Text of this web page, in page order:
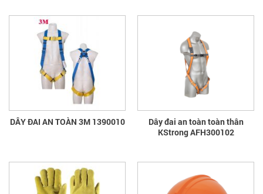
DÂY ĐAI AN TOÀN 3M 1390010
Dây đai an toàn toàn thân
KStrong AFH300102